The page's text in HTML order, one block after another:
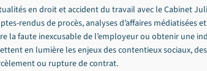
en droit et accident du travail avec le Cabinet
rendus de procès, analyses d’affaires médiatisées
la faute inexcusable de l’employeur ou obtenir une
en lumière les enjeux des contentieux sociaux,
ou rupture de contrat.